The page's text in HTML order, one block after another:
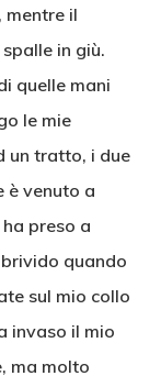
mentre il
in giù.
quelle mani
le mie
un tratto, i due
è venuto a
preso a
quando
sul mio collo
invaso il mio
ma molto